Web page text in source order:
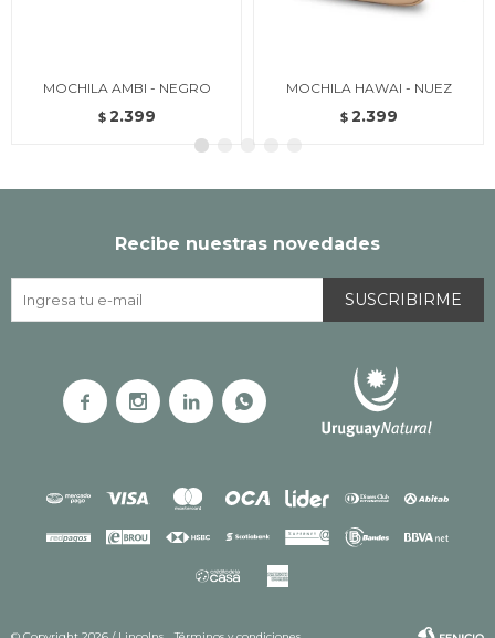
MOCHILA AMBI - NEGRO
$ 2.399
MOCHILA HAWAI - NUEZ
$ 2.399
Recibe nuestras novedades
SUSCRIBIRME
   